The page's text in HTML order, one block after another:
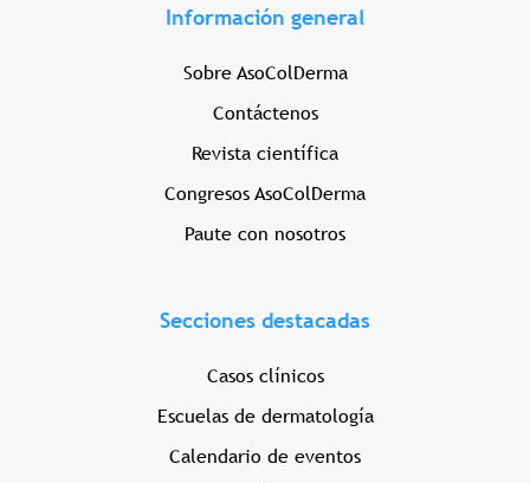
Información general
Sobre AsoColDerma
Contáctenos
Revista científica
Congresos AsoColDerma
Paute con nosotros
Secciones destacadas
Casos clínicos
Escuelas de dermatología
Calendario de eventos